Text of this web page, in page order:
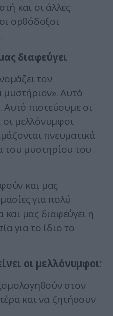
και οι άλλες
ορθόδοξοι
διαφεύγει
τον
μυστήριον». Αυτό
Αυτό πιστεύουμε οι
οι μελλόνυμφοι
πνευματικά
του μυστηρίου του
και μας
για πολύ
μας διαφεύγει η
για το ίδιο το
οι μελλόνυμφοι:
στον
και να ζητήσουν